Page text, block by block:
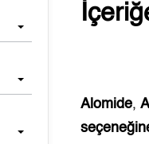
Alomide,